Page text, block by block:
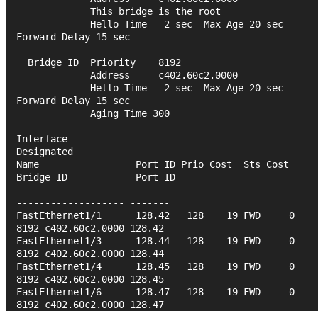
This bridge is the root
Hello Time   2 sec  Max Age 20 sec
Forward Delay 15 sec
Bridge ID  Priority    8192
Address     c402.60c2.0000
Hello Time   2 sec  Max Age 20 sec
Forward Delay 15 sec
Aging Time 300
Interface
Designated
Name                 Port ID Prio Cost  Sts Cost
Bridge ID            Port ID
-------------------- ------- ---- ----- --- ----- -
------------------- -------
FastEthernet1/1      128.42   128    19 FWD     0
8192 c402.60c2.0000 128.42
FastEthernet1/3      128.44   128    19 FWD     0
8192 c402.60c2.0000 128.44
FastEthernet1/4      128.45   128    19 FWD     0
8192 c402.60c2.0000 128.45
FastEthernet1/6      128.47   128    19 FWD     0
8192 c402.60c2.0000 128.47